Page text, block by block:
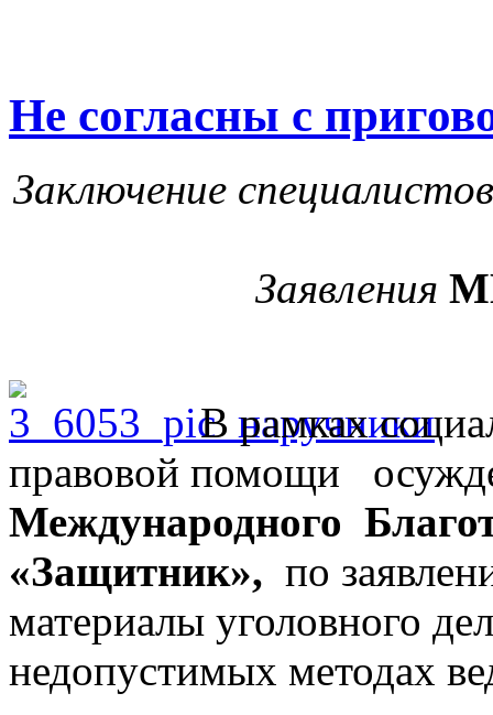
Не согласны с
Заключение
Заявления
В рамках
правовой помощи
Международного
«Защитник», по
материалы уголовного
недопустимых методах